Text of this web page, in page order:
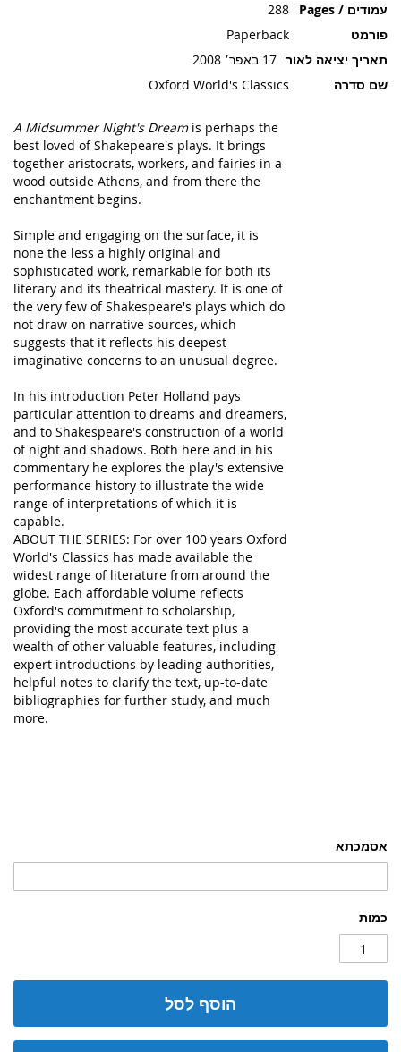
אסמכתא
כמות
הוסף לסל
עמודים / Pages
288
פורמט
Paperback
תאריך יציאה לאור 17 באפר׳ 2008
שם סדרה
Oxford World's Classics
A Midsummer Night's Dreamis perhaps the
best loved of Shakepeare's plays. It brings
together aristocrats, workers, and fairies in a
wood outside Athens, and from there the
enchantment begins.
Simple and engaging on the surface, it is
none the less a highly original and
sophisticated work, remarkable for both its
literary and its theatrical mastery. It is one of
the very few of Shakespeare's plays which do
not draw on narrative sources, which
suggests that it reflects his deepest
imaginative concerns to an unusual degree.
In his introduction Peter Holland pays
particular attention to dreams and dreamers,
and to Shakespeare's construction of a world
of night and shadows. Both here and in his
commentary he explores the play's extensive
performance history to illustrate the wide
range of interpretations of which it is
capable.
ABOUT THE SERIES: For over 100 years Oxford
World's Classics has made available the
widest range of literature from around the
globe. Each affordable volume reflects
Oxford's commitment to scholarship,
providing the most accurate text plus a
wealth of other valuable features, including
expert introductions by leading authorities,
helpful notes to clarify the text, up-to-date
bibliographies for further study, and much
more.